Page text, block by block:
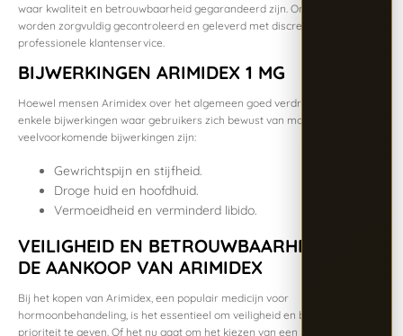
waar kwaliteit en betrouwbaarheid gegarandeerd zijn. Onze producten
worden zorgvuldig gecontroleerd en geleverd met discretie en
professionele klantenservice.
BIJWERKINGEN ARIMIDEX 1 MG
Hoewel mensen Arimidex over het algemeen goed verdragen, zijn er
enkele bijwerkingen waar gebruikers zich bewust van moeten zijn. Enkele
veelvoorkomende bijwerkingen zijn:
Gewrichtspijn en stijfheid.
Droge huid en hoofdhuid.
Vermoeidheid en verminderd libido.
VEILIGHEID EN BETROUWBAARHEID BIJ
DE AANKOOP VAN ARIMIDEX
Bij het kopen van Arimidex, een populair medicijn voor
hormoonbehandeling, is het essentieel om veiligheid en betrouwbaarheid
prioriteit te geven. Of het nu gaat om het kiezen van een